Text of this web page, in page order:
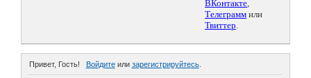
ВКонтакте,
Телеграмм или
Твиттер.
Привет, Гость! Войдитеили зарегистрируйтесь.